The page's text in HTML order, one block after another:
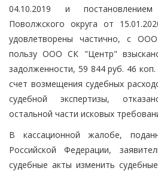
04.10.2019 и
Поволжского округа от
удовлетворены частично, с
пользу ООО СК "Центр"
задолженности, 59 844 руб. 46
счет возмещения судебных
судебной экспертизы,
остальной части исковых
В кассационной жалобе,
Российской Федерации,
судебные акты изменить